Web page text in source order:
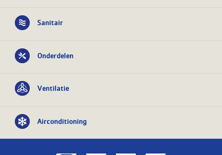
Sanitair
Onderdelen
Ventilatie
Airconditioning